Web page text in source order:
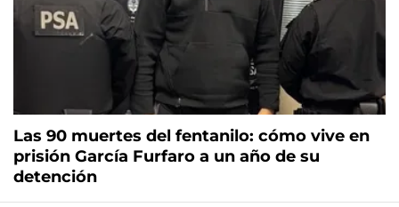
Las 90 muertes del fentanilo: cómo vive en
prisión García Furfaro a un año de su
detención